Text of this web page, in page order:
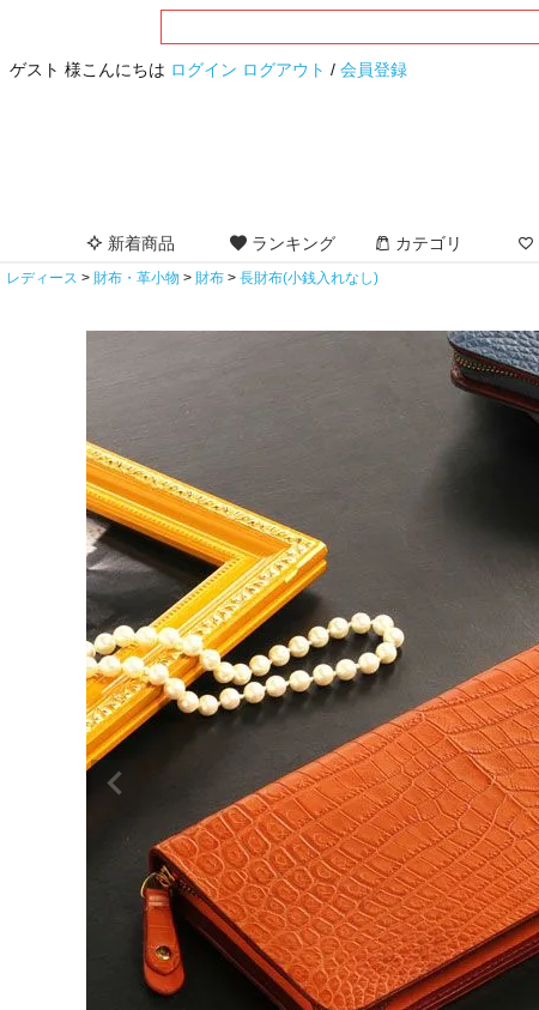
ゲスト 様こんにちは ログイン ログアウト / 会員登録
新着商品 ランキング カテゴリ
レディース 財布・革小物 財布 長財布(小銭入れなし)